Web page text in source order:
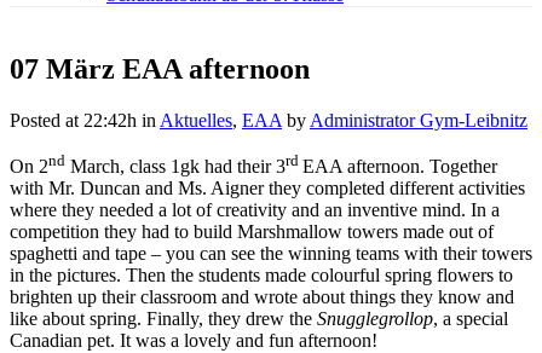
07 März EAA afternoon
Posted at 22:42h in Aktuelles, EAA by Administrator Gym-Leibnitz
On 2nd March, class 1gk had their 3rd EAA afternoon. Together
with Mr. Duncan and Ms. Aigner they completed different activities
where they needed a lot of creativity and an inventive mind. In a
competition they had to build Marshmallow towers made out of
spaghetti and tape – you can see the winning teams with their towers
in the pictures. Then the students made colourful spring flowers to
brighten up their classroom and wrote about things they know and
like about spring. Finally, they drew the Snugglegrollop, a special
Canadian pet. It was a lovely and fun afternoon!